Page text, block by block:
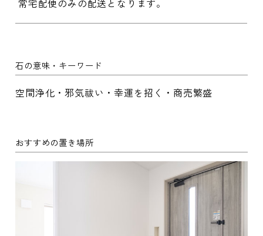
常宅配便のみの配送となります。
石の意味・キーワード
空間浄化・邪気祓い・幸運を招く・商売繁盛
おすすめの置き場所